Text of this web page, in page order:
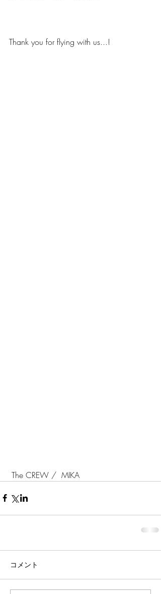
Thank you for flying with us...!
The CREW /  MIKA
コメント